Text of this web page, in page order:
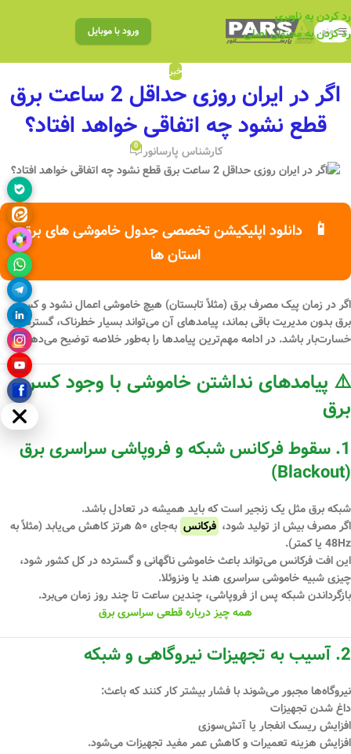
رد کردن به ناوبری
رد کردن به محتوای اصلی
منو ورود با موبایل
خبر
اگر در ایران روزی حداقل 2 ساعت برق
قطع نشود چه اتفاقی خواهد افتاد؟
کارشناس پارسانور 0
📱
دانلود اپلیکیشن تخصصی جدول خاموشی های برق
استان ها
اگر در زمان پیک مصرف برق (مثلاً تابستان) هیچ خاموشی اعمال نشودو کسری
برق بدون مدیریت باقی بماند، پیامدهای آن می‌تواند بسیارخطرناک، گسترده و
خسارت‌بارباشد. در ادامه مهم‌ترین پیامدها را به‌طور خلاصه توضیح می‌دهم:
⚠️ پیامدهای نداشتن خاموشی با وجود کسری
برق
1. سقوط فرکانس شبکه و فروپاشی سراسری برق
(Blackout)
شبکه برق مثل یک زنجیر است که باید همیشه در تعادل باشد.
اگر مصرف بیش از تولید شود، فرکانس
به‌جای ۵۰ هرتز کاهش می‌یابد (مثلاً به
48Hz یا کمتر).
این افت فرکانس می‌تواند باعثخاموشی ناگهانی و گسترده در کل کشورشود،
چیزی شبیهخاموشی سراسری هند یا ونزوئلا.
بازگرداندن شبکه پس از فروپاشی، چندین ساعت تا چند روز زمان می‌برد.
همه چیز درباره قطعی سراسری برق
2. آسیب به تجهیزات نیروگاهی و شبکه
نیروگاه‌ها مجبور می‌شوند با فشار بیشتر کار کنند که باعث:
داغ شدن تجهیزات
افزایشریسک انفجار یا آتش‌سوزی
افزایش هزینه تعمیرات و کاهش عمر مفید تجهیزاتمی‌شود.